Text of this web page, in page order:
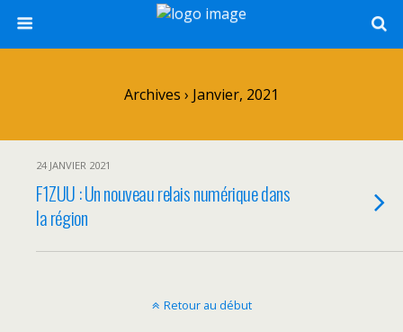
Archives › Janvier, 2021
24 JANVIER 2021
F1ZUU : Un nouveau relais numérique dans
la région
Retour au début